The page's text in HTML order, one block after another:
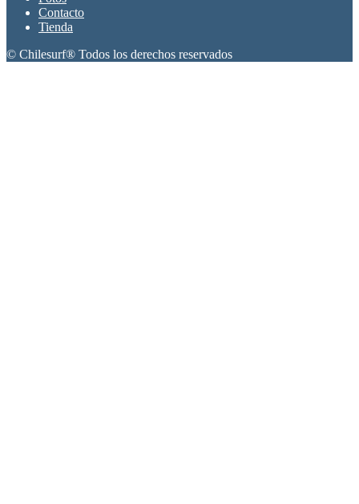
Contacto
Tienda
© Chilesurf® Todos los derechos reservados